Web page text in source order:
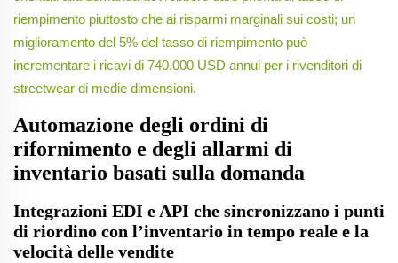
riempimento piuttosto che ai risparmi marginali sui costi; un
miglioramento del 5% del tasso di riempimento può
incrementare i ricavi di 740.000 USD annui per i rivenditori di
streetwear di medie dimensioni.
Automazione degli ordini di
rifornimento e degli allarmi di
inventario basati sulla domanda
Integrazioni EDI e API che sincronizzano i punti
di riordino con l’inventario in tempo reale e la
velocità delle vendite